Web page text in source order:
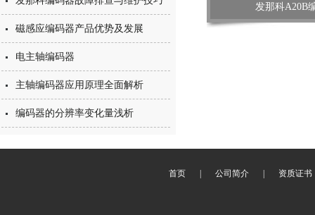
磁感应编码器产品优势及发展
电主轴编码器
主轴编码器应用原理全面解析
编码器的分辨率变化量浅析
发那科A20B
首页 公司简介 资质证书